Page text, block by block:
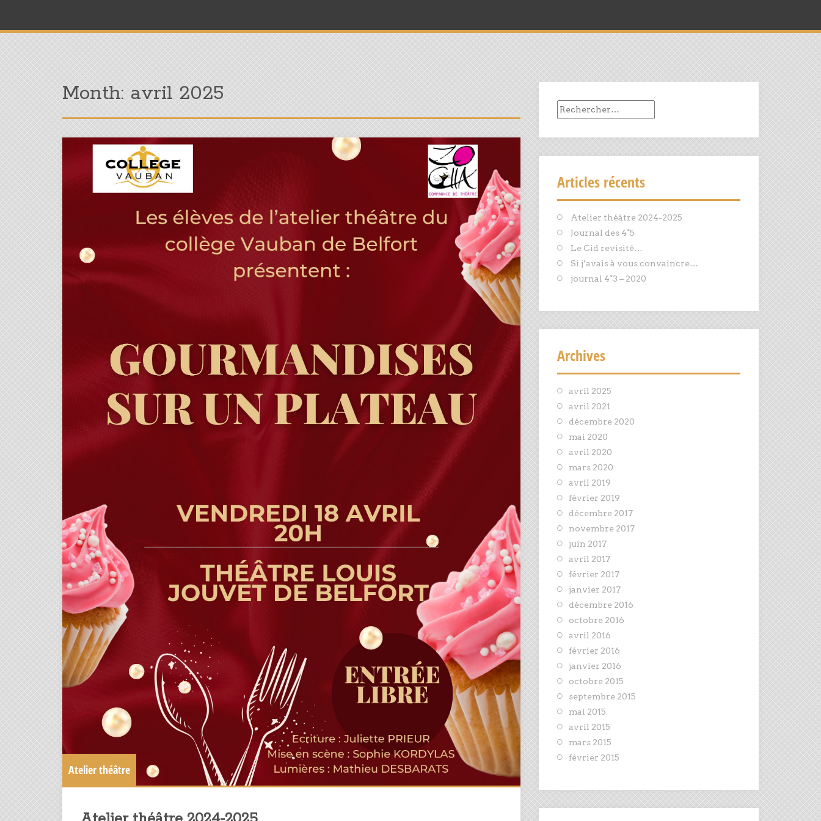
Month: avril 2025
Atelier théâtre
Rechercher :
Articles récents
Atelier théâtre 2024-2025
Journal des 4°5
Le Cid revisité…
Si j’avais à vous convaincre…
journal 4°3 – 2020
Archives
avril 2025
avril 2021
décembre 2020
mai 2020
avril 2020
mars 2020
avril 2019
février 2019
décembre 2017
novembre 2017
juin 2017
avril 2017
février 2017
janvier 2017
décembre 2016
octobre 2016
avril 2016
février 2016
janvier 2016
octobre 2015
septembre 2015
mai 2015
avril 2015
mars 2015
février 2015